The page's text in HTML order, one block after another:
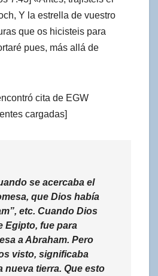
Y la estrella de vuestro
que os hicisteis para
pues, más allá de
cita de EGW
cargadas]
se acercaba el
que Dios había
etc. Cuando Dios
Egipto, fue para
a Abraham. Pero
visto, significaba
nueva tierra. Que esto